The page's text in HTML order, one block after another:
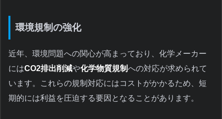
環境規制の強化
近年、環境問題への関心が高まっており、化学メーカー
にはCO2排出削減や化学物質規制への対応が求められて
います。これらの規制対応にはコストがかかるため、短
期的には利益を圧迫する要因となることがあります。